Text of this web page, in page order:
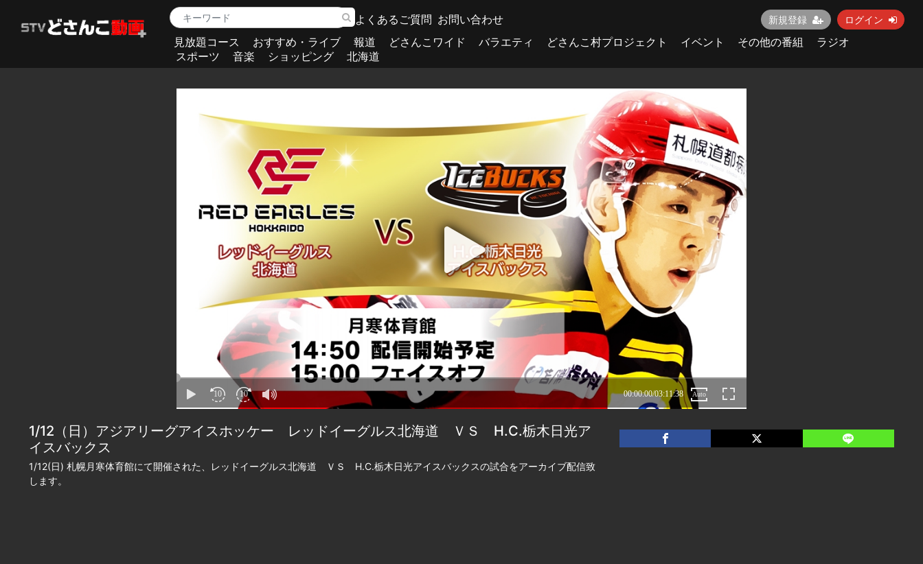
よくあるご質問 お問い合わせ 新規登録 ログイン
見放題コース おすすめ・ライブ 報道 どさんこワイド バラエティ どさんこ村プロジェクト イベント その他の番組
ラジオ
スポーツ
音楽 ショッピング 北海道
1/12（日）アジアリーグアイスホッケー レッドイーグルス北海道 ＶＳ H.C.栃木日光ア
イスバックス
1/12(日) 札幌月寒体育館にて開催された、レッドイーグルス北海道 ＶＳ H.C.栃木日光アイスバックスの試合をアーカイブ配信致
します。